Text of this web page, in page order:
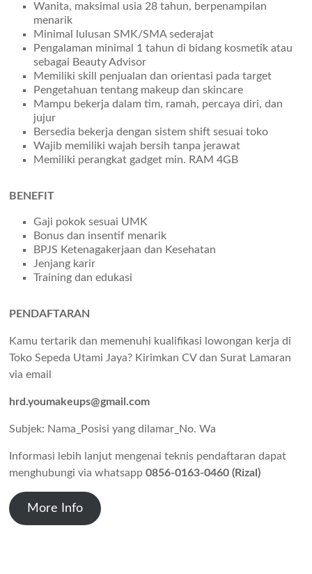
Wanita, maksimal usia 28 tahun, berpenampilan
menarik
Minimal lulusan SMK/SMA sederajat
Pengalaman minimal 1 tahun di bidang kosmetik atau
sebagai Beauty Advisor
Memiliki skill penjualan dan orientasi pada target
Pengetahuan tentang makeup dan skincare
Mampu bekerja dalam tim, ramah, percaya diri, dan
jujur
Bersedia bekerja dengan sistem shift sesuai toko
Wajib memiliki wajah bersih tanpa jerawat
Memiliki perangkat gadget min. RAM 4GB
BENEFIT
Gaji pokok sesuai UMK
Bonus dan insentif menarik
BPJS Ketenagakerjaan dan Kesehatan
Jenjang karir
Training dan edukasi
PENDAFTARAN
Kamu tertarik dan memenuhi kualifikasi lowongan kerja di
Toko Sepeda Utami Jaya? Kirimkan CV dan Surat Lamaran
via email
hrd.youmakeups@gmail.com
Subjek: Nama_Posisi yang dilamar_No. Wa
Informasi lebih lanjut mengenai teknis pendaftaran dapat
menghubungi via whatsapp0856-0163-0460 (Rizal)
More Info